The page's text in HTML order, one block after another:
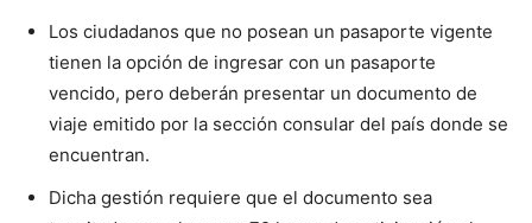
Los ciudadanos que no posean un pasaporte vigente
tienen la opción de ingresar con un pasaporte
vencido, pero deberán presentar un documento de
viaje emitido por la sección consular del país donde se
encuentran.
Dicha gestión requiere que el documento sea